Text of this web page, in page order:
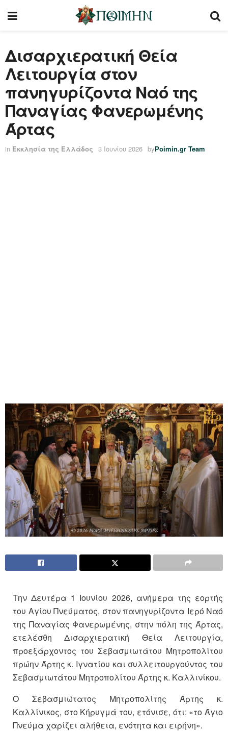
Δισαρχιερατική Θεία
Λειτουργία στον
πανηγυρίζοντα Ναό της
Παναγίας Φανερωμένης
Άρτας
in Εκκλησία της Ελλάδος 3 Ιουνίου 2026 byPoimin.gr Team
Την Δευτέρα 1 Ιουνίου 2026, ανήμερα της εορτής
του Αγίου Πνεύματος, στον πανηγυρίζοντα Ιερό Ναό
της Παναγίας Φανερωμένης, στην πόλη της Άρτας,
ετελέσθη Δισαρχιερατική Θεία Λειτουργία,
προεξάρχοντος του Σεβασμιωτάτου Μητροπολίτου
πρώην Άρτης κ. Ιγνατίου και συλλειτουργούντος του
Σεβασμιωτάτου Μητροπολίτου Άρτης κ. Καλλινίκου.
Ο Σεβασμιώτατος Μητροπολίτης Άρτης κ.
Καλλίνικος, στο Κήρυγμά του, ετόνισε, ότι: «το Άγιο
Πνεύμα χαρίζει αλήθεια, ενότητα και ειρήνη».